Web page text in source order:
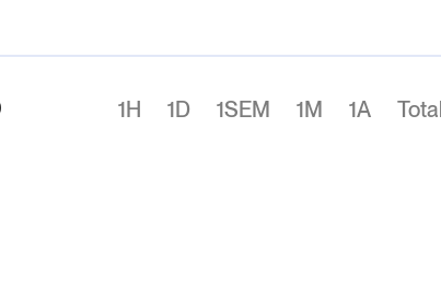
1H 1D 1SEM 1M 1A Total